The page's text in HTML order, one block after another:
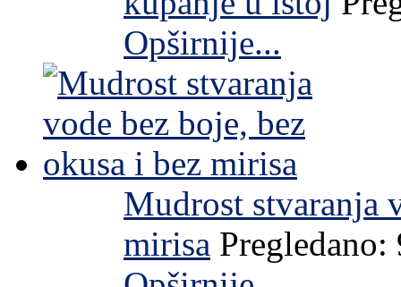
Opširnije...
Mudrost stvaranja
mirisa Pregledano: